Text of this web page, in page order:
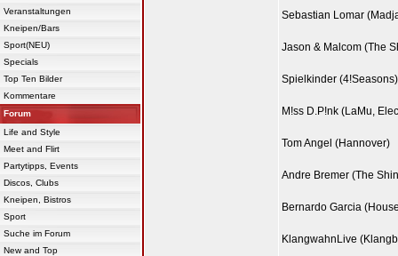
Veranstaltungen
Kneipen/Bars
Sport(NEU)
Specials
Top Ten Bilder
Kommentare
Forum
Life and Style
Meet and Flirt
Partytipps, Events
Discos, Clubs
Kneipen, Bistros
Sport
Suche im Forum
New and Top
Sebastian Lomar
Jason & Malcom (The
Spielkinder (4!Seasons)
M!ss D.P!nk (LaMu,
Tom Angel (Hannover)
Andre Bremer (The
Bernardo Garcia
KlangwahnLive